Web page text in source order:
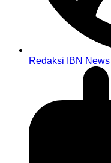
Redaksi IBN News